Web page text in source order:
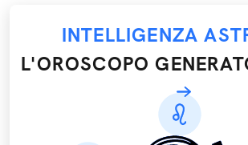
INTELLIGENZA
L'OROSCOPO